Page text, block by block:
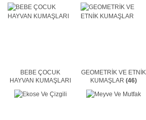
BEBE ÇOCUK
HAYVAN KUMAŞLARI
GEOMETRİK VE ETNİK
KUMAŞLAR (46)